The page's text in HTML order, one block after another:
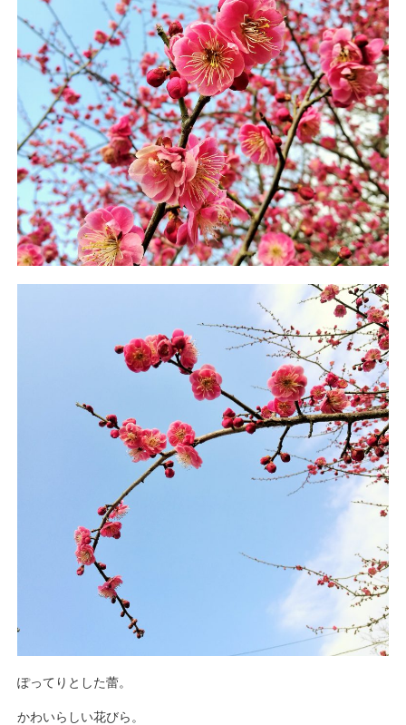
ぽってりとした蕾。
かわいらしい花びら。